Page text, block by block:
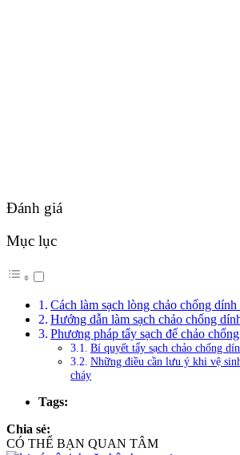
Đánh giá
Mục lục
Cách làm sạch lòng chảo chống
Hướng dẫn làm sạch chảo chống
Phương pháp tẩy sạch đế chảo
Bí quyết tẩy sạch chảo chống
Những điều cần lưu ý khi vệ
cháy
Tags:
Chia sẻ:
CÓ THỂ BẠN QUAN TÂM